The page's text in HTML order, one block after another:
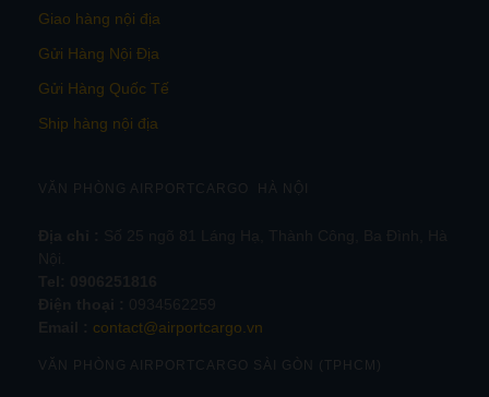
Giao hàng nội địa
Gửi Hàng Nội Địa
Gửi Hàng Quốc Tế
Ship hàng nội địa
VĂN PHÒNG AIRPORTCARGO HÀ NỘI
contact@airportcargo.vn
VĂN PHÒNG AIRPORTCARGO SÀI GÒN (TPHCM)